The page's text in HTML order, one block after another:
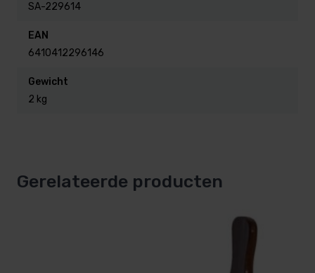
SA-229614
EAN
6410412296146
Gewicht
2 kg
Gerelateerde producten